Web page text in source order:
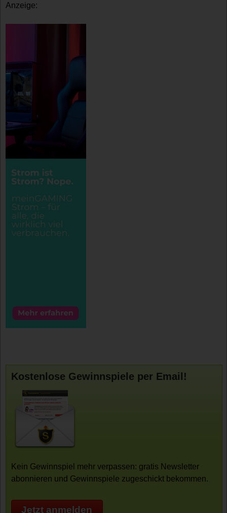
Anzeige:
Kostenlose Gewinnspiele per Email!
Kein Gewinnspiel mehr verpassen: gratis Newsletter
abonnieren und Gewinnspiele zugeschickt bekommen.
Jetzt anmelden